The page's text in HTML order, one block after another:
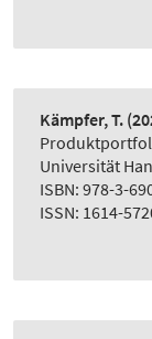
Kämpfer, T.
Universität
ISBN: 978-3-
ISSN: 1614-